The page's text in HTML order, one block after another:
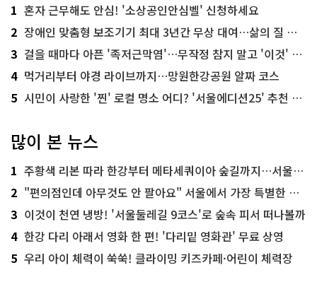
1 혼자 근무해도 안심! '소상공인안심벨' 신청하세요
2 장애인 맞춤형 보조기기 최대 3년간 무상 대여…삶의 질 높인다
3 걸을 때마다 아픈 '족저근막염'…무작정 참지 말고 '이것' 해보세요!
4 먹거리부터 야경 라이브까지…망원한강공원 알짜 코스
5 시민이 사랑한 '찐' 로컬 명소 어디? '서울에디션25' 추천 코스
많이 본 뉴스
1 주황색 리본 따라 한강부터 메타세쿼이아 숲길까지…서울둘레길 15코스
2 "편의점인데 아무것도 안 팔아요" 서울에서 가장 특별한 편의점의 정체
3 이것이 천연 냉방! '서울둘레길 9코스'로 숲속 피서 떠나볼까
4 한강 다리 아래서 영화 한 편! '다리밑 영화관' 무료 상영
5 우리 아이 체력이 쑥쑥! 클라이밍 키즈카페·어린이 체력장